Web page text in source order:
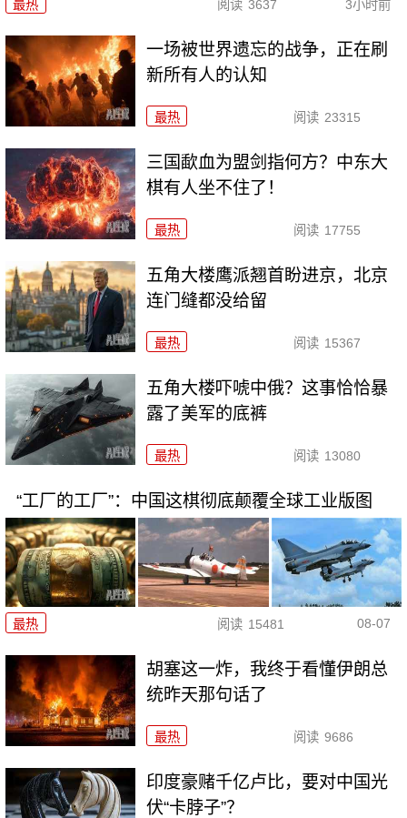
最热 阅读 3637 3小时前
一场被世界遗忘的战争，正在刷
新所有人的认知
最热 阅读 23315
三国歃血为盟剑指何方？中东大
棋有人坐不住了！
最热 阅读 17755
五角大楼鹰派翘首盼进京，北京
连门缝都没给留
最热 阅读 15367
五角大楼吓唬中俄？这事恰恰暴
露了美军的底裤
最热 阅读 13080
“工厂的工厂”：中国这棋彻底颠覆全球工业版图
最热 阅读 15481 08-07
胡塞这一炸，我终于看懂伊朗总
统昨天那句话了
最热 阅读 9686
印度豪赌千亿卢比，要对中国光
伏“卡脖子”？